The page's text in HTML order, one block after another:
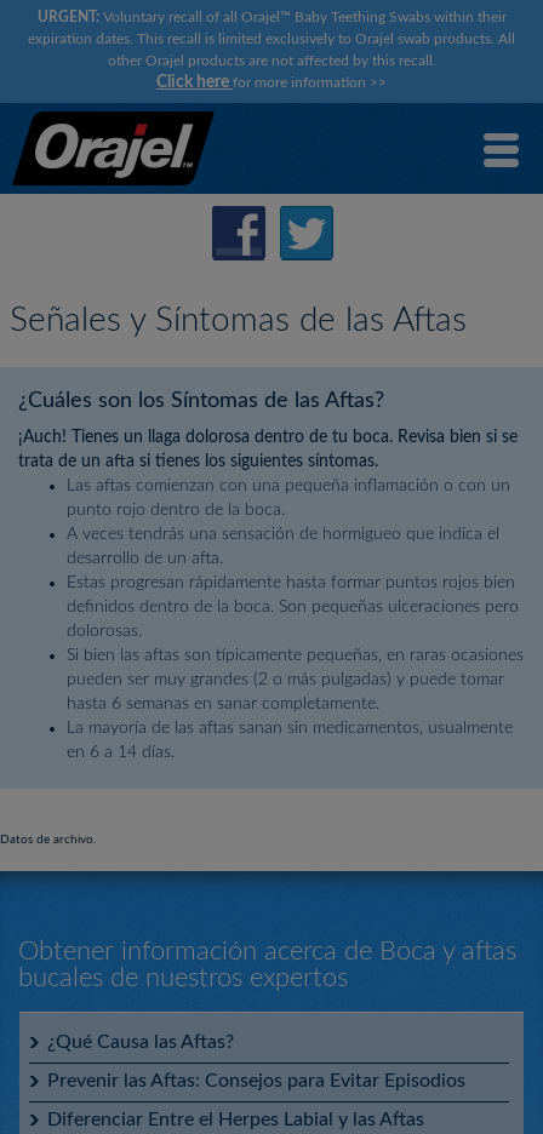
URGENT:Voluntary recall of all Orajel™ Baby Teething Swabs within their
expiration dates. This recall is limited exclusively to Orajel swab products. All
other Orajel products are not affected by this recall.
Click here for more information >>
Señales y Síntomas de las Aftas
¿Cuáles son los Síntomas de las Aftas?
¡Auch! Tienes un llaga dolorosa dentro de tu boca. Revisa bien si se
trata de un afta si tienes los siguientes síntomas.
Las aftas comienzan con una pequeña inflamación o con un
punto rojo dentro de la boca.
A veces tendrás una sensación de hormigueo que indica el
desarrollo de un afta.
Estas progresan rápidamente hasta formar puntos rojos bien
definidos dentro de la boca. Son pequeñas ulceraciones pero
dolorosas.
Si bien las aftas son típicamente pequeñas, en raras ocasiones
pueden ser muy grandes (2 o más pulgadas) y puede tomar
hasta 6 semanas en sanar completamente.
La mayoría de las aftas sanan sin medicamentos, usualmente
en 6 a 14 días.
Datos de archivo.
Obtener información acerca de Boca y aftas
bucales de nuestros expertos
¿Qué Causa las Aftas?
Prevenir las Aftas: Consejos para Evitar Episodios
Diferenciar Entre el Herpes Labial y las Aftas